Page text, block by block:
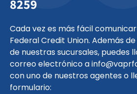
8259
Cada vez es más fácil
Federal Credit Union. Además
de nuestras sucursales, puedes
correo electrónico a
con uno de nuestros agentes o
formulario: